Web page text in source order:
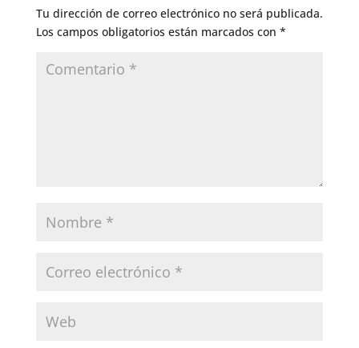
Tu dirección de correo electrónico no será publicada.
Los campos obligatorios están marcados con *